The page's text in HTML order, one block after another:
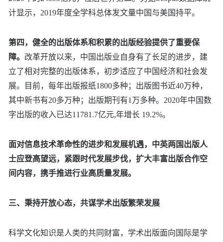
计显示，2019年度全学科总体发文量中国与美国持平。
第四，健全的出版体系和积累的出版经验提供了重要保
障。 改革开放以来，中国出版业自身有了长足的进步，建
立了相对完整的出版体系，初步适应了中国经济和社会发
展。目前，每年出版报纸1800多种；出版图书近40万种，
其中新书有20多万种；出版期刊有1万多种。2020年中国数
字出版的收入已达11781.7亿元,年增长 19.2%。
面对信息技术革命性的进步和发展机遇，中英两国出版人
士应登高望远，紧跟时代发展步伐，扩大丰富出版合作空
间内容，携手推进行业高质量发展。
三、秉持开放心态，共谋学术出版繁荣发展
科学文化知识是人类的共同财富，学术出版面向国际是学